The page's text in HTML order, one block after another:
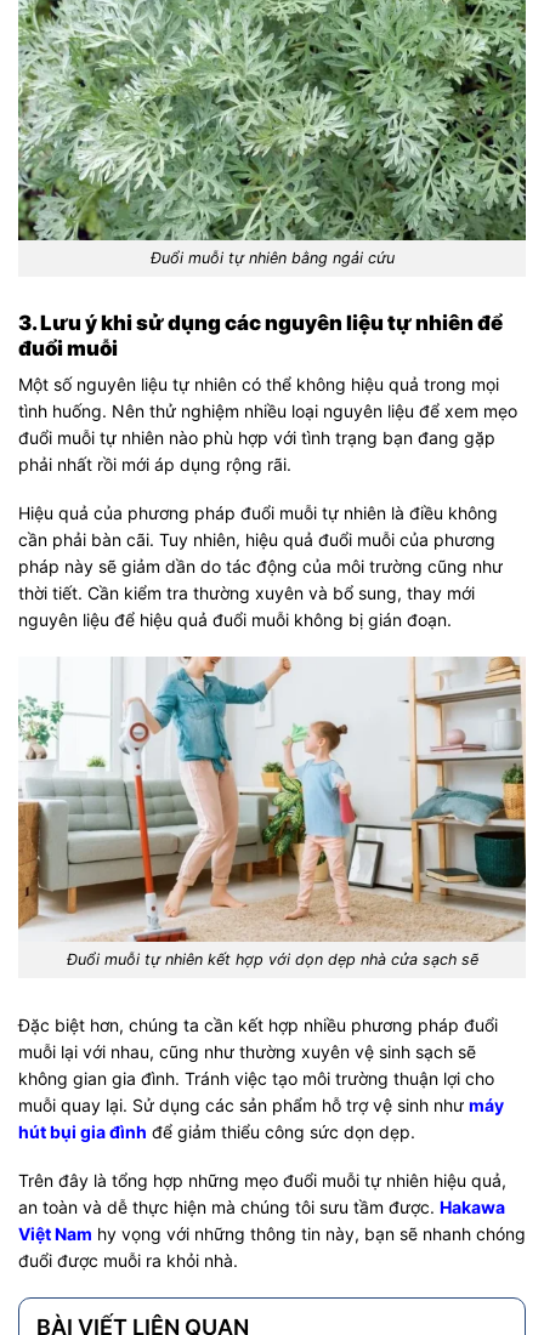
Đuổi muỗi tự nhiên bằng ngải cứu
3. Lưu ý khi sử dụng các nguyên liệu tự nhiên để
đuổi muỗi
Một số nguyên liệu tự nhiên có thể không hiệu quả trong mọi
tình huống. Nên thử nghiệm nhiều loại nguyên liệu để xem mẹo
đuổi muỗi tự nhiên nào phù hợp với tình trạng bạn đang gặp
phải nhất rồi mới áp dụng rộng rãi.
Hiệu quả của phương pháp đuổi muỗi tự nhiên là điều không
cần phải bàn cãi. Tuy nhiên, hiệu quả đuổi muỗi của phương
pháp này sẽ giảm dần do tác động của môi trường cũng như
thời tiết. Cần kiểm tra thường xuyên và bổ sung, thay mới
nguyên liệu để hiệu quả đuổi muỗi không bị gián đoạn.
Đuổi muỗi tự nhiên kết hợp với dọn dẹp nhà cửa sạch sẽ
Đặc biệt hơn, chúng ta cần kết hợp nhiều phương pháp đuổi
muỗi lại với nhau, cũng như thường xuyên vệ sinh sạch sẽ
không gian gia đình. Tránh việc tạo môi trường thuận lợi cho
muỗi quay lại. Sử dụng các sản phẩm hỗ trợ vệ sinh như máy
hút bụi gia đình để giảm thiểu công sức dọn dẹp.
Trên đây là tổng hợp những mẹo đuổi muỗi tự nhiên hiệu quả,
an toàn và dễ thực hiện mà chúng tôi sưu tầm được. Hakawa
Việt Nam hy vọng với những thông tin này, bạn sẽ nhanh chóng
đuổi được muỗi ra khỏi nhà.
BÀI VIẾT LIÊN QUAN